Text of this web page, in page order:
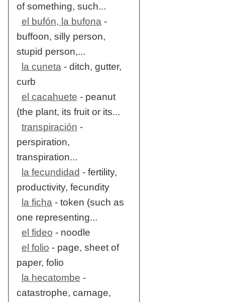
of something, such...
el bufón, la bufona -
buffoon, silly person,
stupid person,...
la cuneta - ditch, gutter,
curb
el cacahuete - peanut
(the plant, its fruit or its...
transpiración -
perspiration,
transpiration...
la fecundidad - fertility,
productivity, fecundity
la ficha - token (such as
one representing...
el fideo - noodle
el folio - page, sheet of
paper, folio
la hecatombe -
catastrophe, carnage,